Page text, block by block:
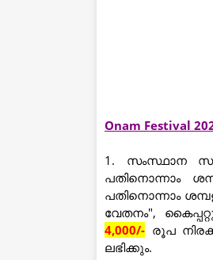
Onam Festival
1. സംസ്ഥാന
പതിനൊന്നാം
പതിനൊന്നാം
വേതനം",
4,000/- രൂപ
ലഭിക്കും.